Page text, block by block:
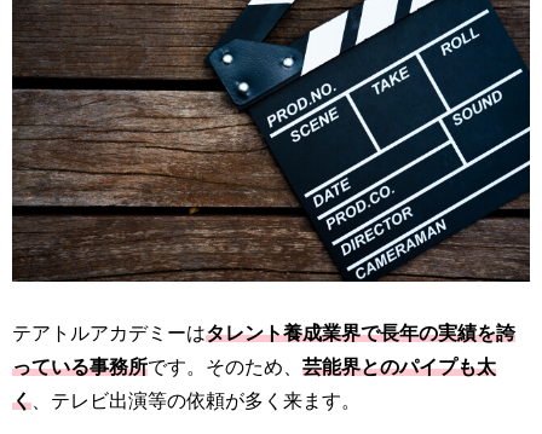
テアトルアカデミーはタレント養成業界で長年の実績を誇
っている事務所です。そのため、 芸能界とのパイプも太
く 、テレビ出演等の依頼が多く来ます。